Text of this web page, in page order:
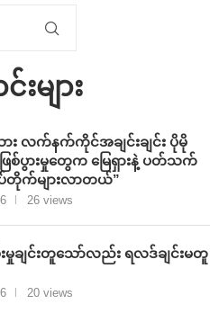
များ
ား လက်နက်ကိုင်အချင်းချင်း ပိုမို
စ်ပွားမှုတွေက မြေရှားနဲ့ ပတ်သက်
ပ်တိုက်များလာတယ်”
26 views
ချင်းတူသော်လည်း ရလဒ်ချင်းမတူ
20 views